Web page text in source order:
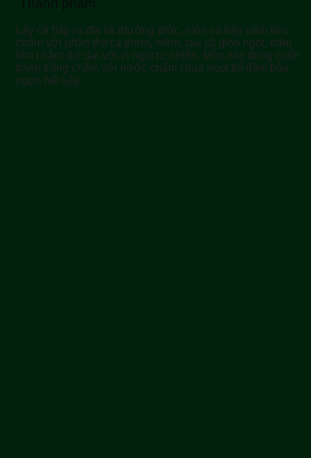
Thành phẩm
Lấy cá hấp ra đĩa và thưởng thức, món cá hấp nấm kim
châm với phần thịt cá thơm, mềm, rau củ giòn ngọt, nấm
kim châm dai dai với vị ngọt tự nhiên. Món này dùng cuốn
bánh tráng chấm với nước chấm chua ngọt thì đảm bảo
ngon hết sẩy.